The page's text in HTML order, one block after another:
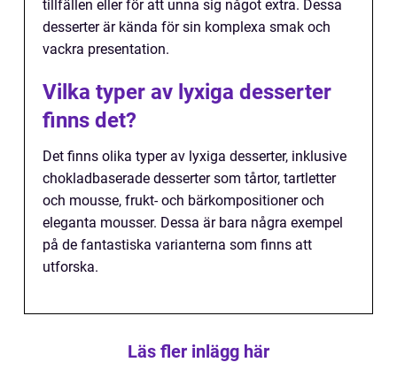
tillfällen eller för att unna sig något extra. Dessa
desserter är kända för sin komplexa smak och
vackra presentation.
Vilka typer av lyxiga desserter
finns det?
Det finns olika typer av lyxiga desserter, inklusive
chokladbaserade desserter som tårtor, tartletter
och mousse, frukt- och bärkompositioner och
eleganta mousser. Dessa är bara några exempel
på de fantastiska varianterna som finns att
utforska.
Läs fler inlägg här